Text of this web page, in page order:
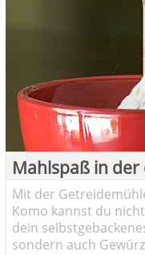
Mahlspaß in der
Mit der
Komo kannst du
dein
sondern auch